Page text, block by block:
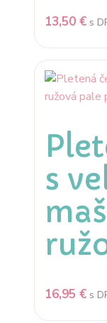
13,50 € s
s
16,95 € s